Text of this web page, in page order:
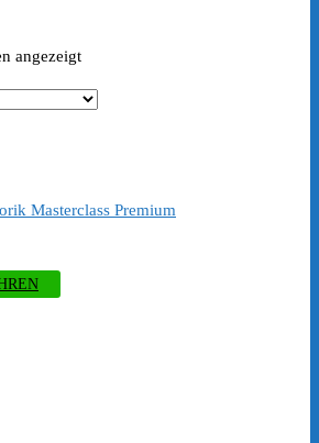
angezeigtNach
sortiert
Masterclass Premium